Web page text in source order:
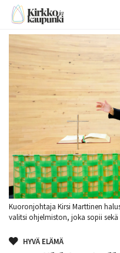
Kuoronjohtaja Kirsi Marttinen
valitsi ohjelmiston, joka sopii
HYVÄ ELÄMÄ